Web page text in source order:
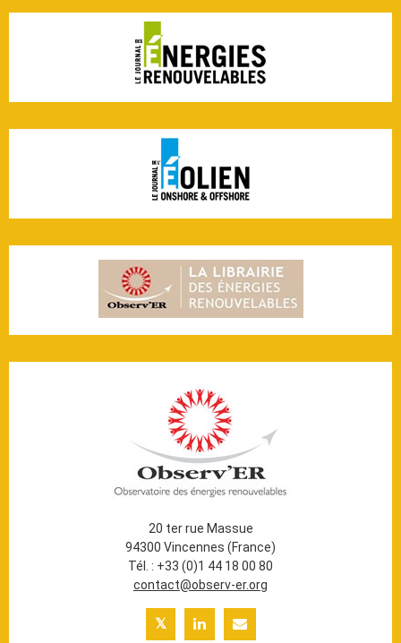
20 ter rue Massue
94300 Vincennes (France)
Tél. : +33 (0)1 44 18 00 80
contact@observ-er.org